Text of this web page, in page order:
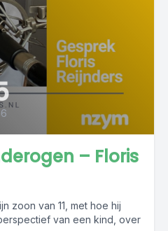
– Floris
zoon van 11, met hoe hij
van een kind, over